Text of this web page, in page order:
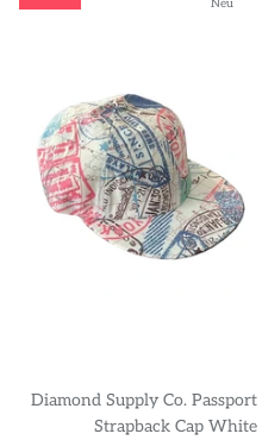
Neu
Diamond Supply Co. Passport
Strapback Cap White